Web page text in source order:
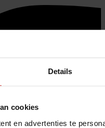
Details
cookies
en advertenties te